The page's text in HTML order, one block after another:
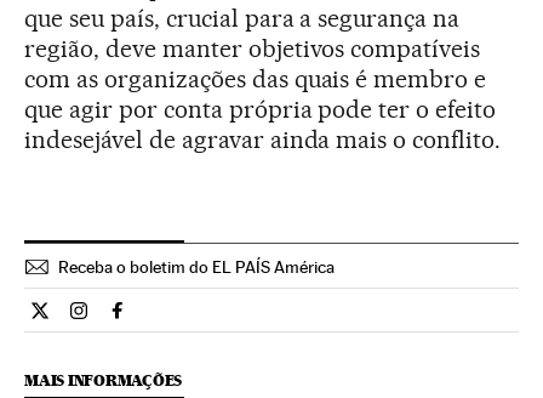
que seu país, crucial para a segurança na
região, deve manter objetivos compatíveis
com as organizações das quais é membro e
que agir por conta própria pode ter o efeito
indesejável de agravar ainda mais o conflito.
Receba o boletim do EL PAÍS América
Opiniao El País Brasil en Twitter
Opiniao El País Brasil en Instagram
Opiniao El País Brasil en Facebook
MAIS INFORMAÇÕES